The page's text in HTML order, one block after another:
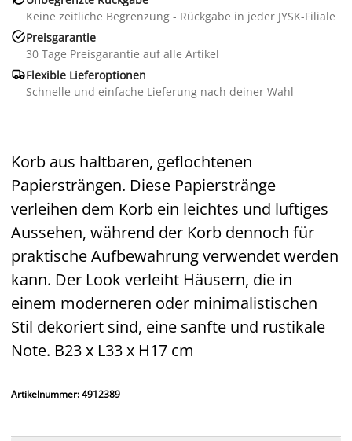
Keine zeitliche Begrenzung - Rückgabe in jeder JYSK-Filiale
Preisgarantie
30 Tage Preisgarantie auf alle Artikel
Flexible Lieferoptionen
Schnelle und einfache Lieferung nach deiner Wahl
Korb aus haltbaren, geflochtenen
Papiersträngen. Diese Papierstränge
verleihen dem Korb ein leichtes und luftiges
Aussehen, während der Korb dennoch für
praktische Aufbewahrung verwendet werden
kann. Der Look verleiht Häusern, die in
einem moderneren oder minimalistischen
Stil dekoriert sind, eine sanfte und rustikale
Note. B23 x L33 x H17 cm
Artikelnummer: 4912389